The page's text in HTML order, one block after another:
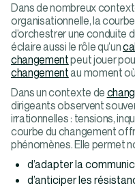
Dans de nombreux
organisationnelle, la
d’orchestrer une conduite
éclaire aussi le rôle qu’un
changementpeut jouer
changementau moment
Dans un contexte de
dirigeants observent
irrationnelles : tensions,
courbe du changement
phénomènes. Elle permet
d’adapter la
d’anticiper les